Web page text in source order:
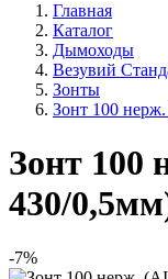
Главная
Каталог
Дымоходы
Везувий
Зонты
Зонт 100
Зонт 100
430/
-7%